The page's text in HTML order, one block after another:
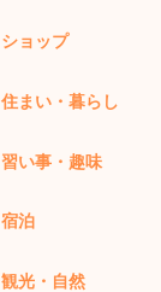
ショップ
住まい・暮らし
習い事・趣味
宿泊
観光・自然